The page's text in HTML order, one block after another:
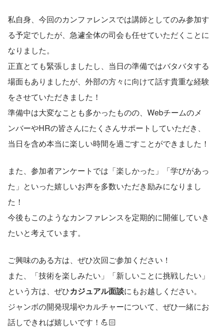
私自身、今回のカンファレンスでは講師としてのみ参加す
る予定でしたが、急遽全体の司会も任せていただくことに
なりました。
正直とても緊張しましたし、当日の準備ではバタバタする
場面もありましたが、外部の方々に向けて話す貴重な経験
をさせていただきました！
準備中は大変なことも多かったものの、Webチームのメ
ンバーやHRの皆さんにたくさんサポートしていただき、
当日を含め本当に楽しい時間を過ごすことができました！
また、参加者アンケートでは「楽しかった」「学びがあっ
た」といった嬉しいお声を多数いただき励みになりまし
た！
今後もこのようなカンファレンスを定期的に開催していき
たいと考えています。
ご興味のある方は、ぜひ次回ご参加ください！
また、「技術を楽しみたい」「新しいことに挑戦したい」
という方は、ぜひカジュアル面談にもお越しください。
ジャンボの開発現場やカルチャーについて、ぜひ一緒にお
話しできれば嬉しいです！💪🏻